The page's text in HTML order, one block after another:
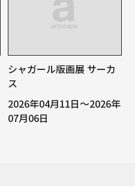
シャガール版画展 サーカ
ス
2026年04月11日～2026年
07月06日